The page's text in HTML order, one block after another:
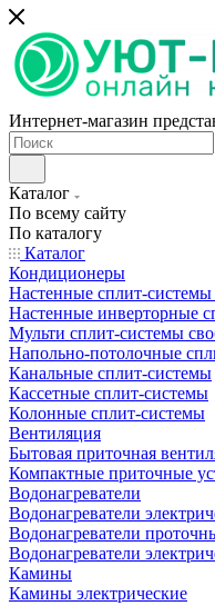
Интернет-магазин
Каталог
По всему сайту
По каталогу
Каталог
Кондиционеры
Настенные сплит-системы
Настенные инверторные
Мульти сплит-системы
Напольно-потолочные
Канальные сплит-системы
Кассетные сплит-системы
Колонные сплит-системы
Вентиляция
Бытовая приточная
Компактные приточные
Водонагреватели
Водонагреватели
Водонагреватели
Водонагреватели
Камины
Камины электрические